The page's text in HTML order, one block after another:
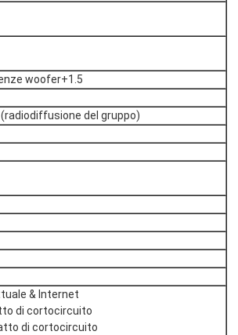
woofer+1.5
(radiodiffusione del gruppo)
& Internet
di cortocircuito
di cortocircuito